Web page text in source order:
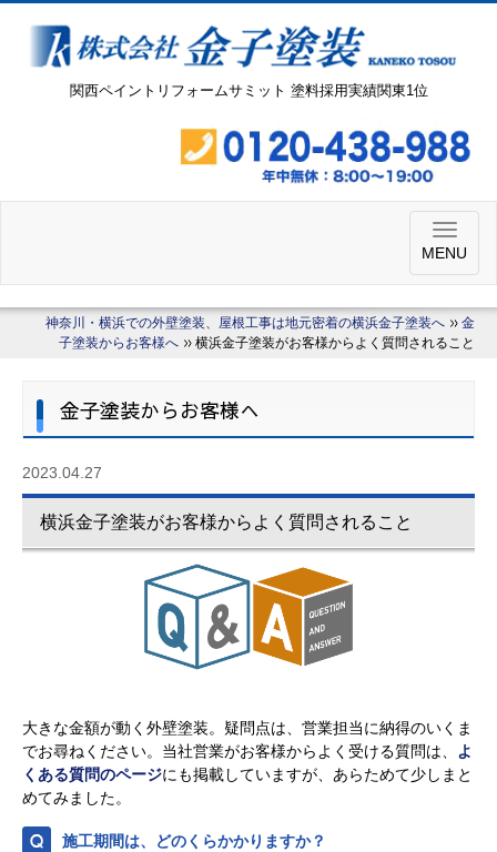
関西ペイントリフォームサミット 塗料採用実績関東1位
MENU
神奈川・横浜での外壁塗装、屋根工事は地元密着の横浜金子塗装へ
金
子塗装からお客様へ
横浜金子塗装がお客様からよく質問されること
金子塗装からお客様へ
2023.04.27
横浜金子塗装がお客様からよく質問されること
大きな金額が動く外壁塗装。疑問点は、営業担当に納得のいくま
でお尋ねください。当社営業がお客様からよく受ける質問は、
よ
くある質問のページにも掲載していますが、あらためて少しまと
めてみました。
施工期間は、どのくらかかりますか？